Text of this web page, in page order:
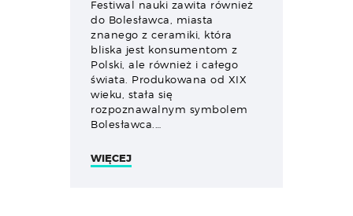
Festiwal nauki zawita również
do Bolesławca, miasta
znanego z ceramiki, która
bliska jest konsumentom z
Polski, ale również i całego
świata. Produkowana od XIX
wieku, stała się
rozpoznawalnym symbolem
Bolesławca.…
WIĘCEJ